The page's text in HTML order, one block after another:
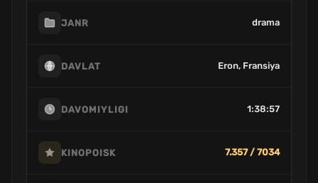
JANR drama
DAVLAT Eron, Fransiya
DAVOMIYLIGI 1:38:57
KINOPOISK 7.357 / 7034